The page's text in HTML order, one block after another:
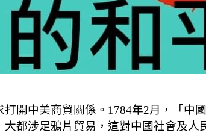
開中美商貿關係。1784年2月，「中
都涉足鴉片貿易，這對中國社會及